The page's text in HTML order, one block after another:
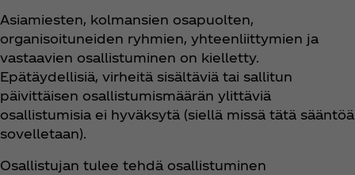
Asiamiesten, kolmansien osapuolten,
organisoituneiden ryhmien, yhteenliittymien ja
vastaavien osallistuminen on kielletty.
Epätäydellisiä, virheitä sisältäviä tai sallitun
päivittäisen osallistumismäärän ylittäviä
osallistumisia ei hyväksytä (siellä missä tätä sääntöä
sovelletaan).
Osallistujan tulee tehdä osallistuminen